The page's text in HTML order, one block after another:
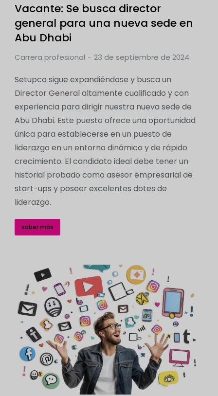
Vacante: Se busca director
general para una nueva sede en
Abu Dhabi
Carrera profesional 23 de septiembre de 2024
Setupco sigue expandiéndose y busca un
Director General altamente cualificado y con
experiencia para dirigir nuestra nueva sede de
Abu Dhabi. Este puesto ofrece una oportunidad
única para establecerse en un puesto de
liderazgo en un entorno dinámico y de rápido
crecimiento. El candidato ideal debe tener un
historial probado como asesor empresarial de
start-ups y poseer excelentes dotes de
liderazgo.
saber más